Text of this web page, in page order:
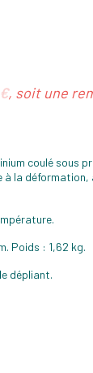
, soit une
coulé sous
la déformation,
Poids : 1,62 kg.
dépliant.